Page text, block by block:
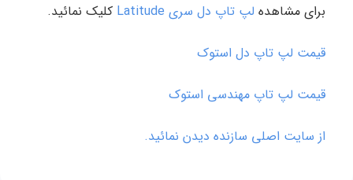
برای مشاهده لپ تاپ دل سری Latitude کلیک نمائید.
قیمت لپ تاپ دل استوک
قیمت لپ تاپ مهندسی استوک
از سایت اصلی سازنده دیدن نمائید.